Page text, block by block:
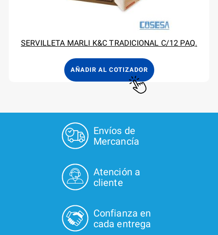
SERVILLETA MARLI K&C TRADICIONAL C/12 PAQ.
AÑADIR AL COTIZADOR
Envíos de
Mercancía
Atención a
cliente
Confianza en
cada entrega